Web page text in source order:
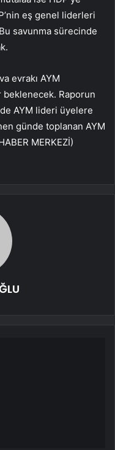
eş genel liderleri
savunma sürecinde
evrakı AYM
Raporun
AYM lideri üyelere
günde toplanan AYM
MERKEZİ)